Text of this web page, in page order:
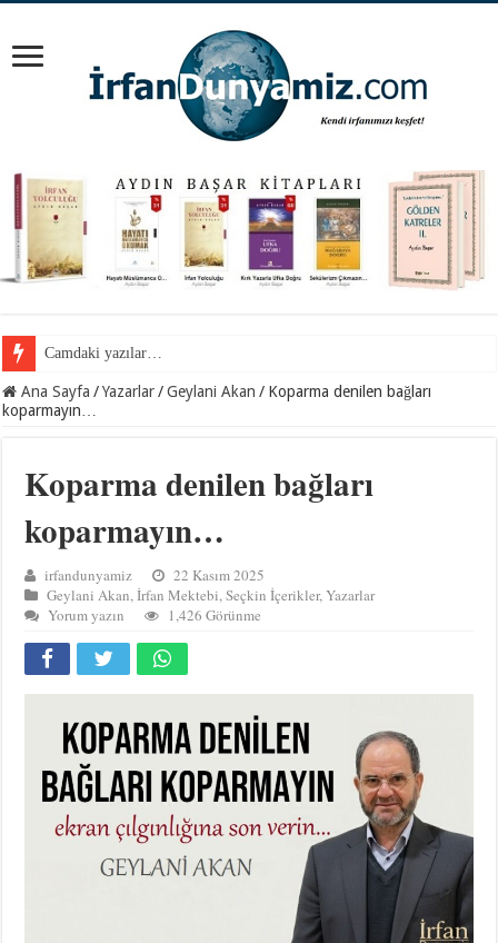
Cemil Gül Hocaefendi ile samimi bir sohbet…
Ana Sayfa / Yazarlar / Geylani Akan / Koparma denilen bağları
koparmayın…
Koparma denilen bağları
koparmayın…
irfandunyamiz
22 Kasım 2025
Geylani Akan,İrfan Mektebi,Seçkin İçerikler,Yazarlar
Yorum yazın
1,426 Görünme